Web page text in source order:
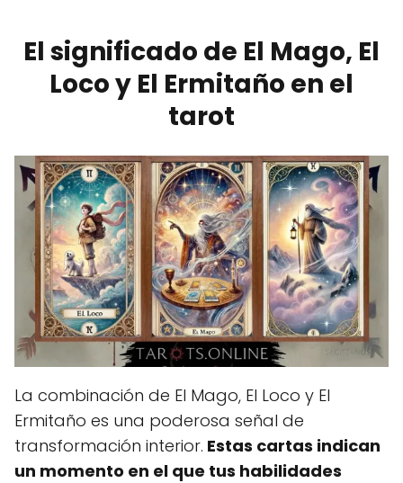
El significado de El Mago, El
Loco y El Ermitaño en el
tarot
La combinación de El Mago, El Loco y El
Ermitaño es una poderosa señal de
transformación interior. Estas cartas indican
un momento en el que tus habilidades